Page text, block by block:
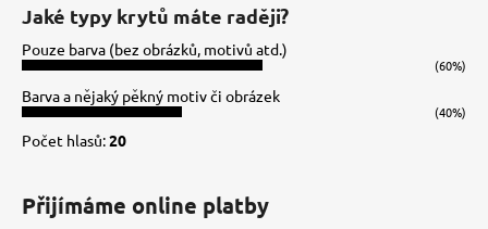
Jaké typy krytů máte raději?
Pouze barva (bez obrázků, motivů atd.)
(60%)
Barva a nějaký pěkný motiv či obrázek
(40%)
Počet hlasů:20
Přijímáme online platby